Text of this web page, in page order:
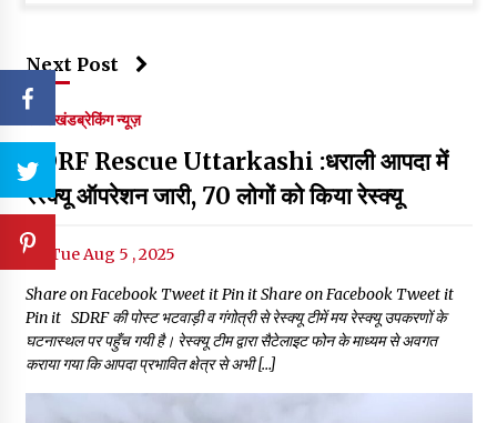
Next Post
उत्तराखंडब्रेकिंग न्यूज़
SDRF Rescue Uttarkashi :धराली आपदा में
रेस्क्यू ऑपरेशन जारी, 70 लोगों को किया रेस्क्यू
Tue Aug 5 , 2025
Share on Facebook Tweet it Pin it Share on Facebook Tweet it
Pin it SDRF की पोस्ट भटवाड़ी व गंगोत्री से रेस्क्यू टीमें मय रेस्क्यू उपकरणों के
घटनास्थल पर पहुँच गयी है। रेस्क्यू टीम द्वारा सैटेलाइट फोन के माध्यम से अवगत
कराया गया कि आपदा प्रभावित क्षेत्र से अभी […]